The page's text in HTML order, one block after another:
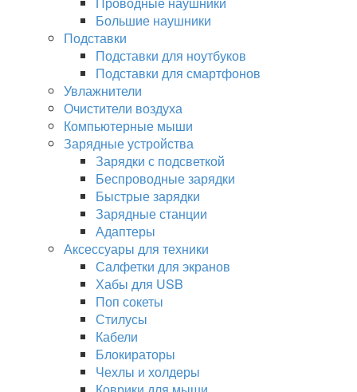
Большие наушники
Подставки
Подставки для ноутбуков
Подставки для смартфонов
Увлажнители
Очистители воздуха
Компьютерные мыши
Зарядные устройства
Зарядки с подсветкой
Беспроводные зарядки
Быстрые зарядки
Зарядные станции
Адаптеры
Аксессуары для техники
Салфетки для экранов
Хабы для USB
Поп сокеты
Стилусы
Кабели
Блокираторы
Чехлы и холдеры